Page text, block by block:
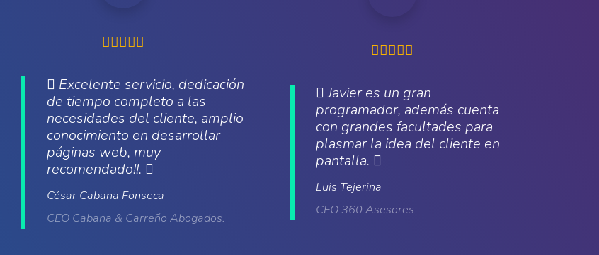
Excelente servicio, dedicación
de tiempo completo a las
necesidades del cliente, amplio
conocimiento en desarrollar
páginas web, muy
recomendado!!.
César Cabana Fonseca
CEO Cabana & Carreño Abogados.
Javier es un gran
programador, además cuenta
con grandes facultades para
plasmar la idea del cliente en
pantalla.
Luis Tejerina
CEO 360 Asesores